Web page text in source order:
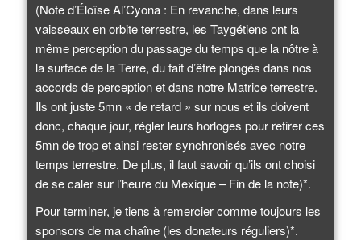
(Note d’Éloïse Al’Cyona : En revanche, dans leurs
vaisseaux en orbite terrestre, les Taygétiens ont la
même perception du passage du temps que la nôtre à
la surface de la Terre, du fait d’être plongés dans nos
accords de perception et dans notre Matrice terrestre.
Ils ont juste 5mn « de retard » sur nous et ils doivent
donc, chaque jour, régler leurs horloges pour retirer ces
5mn de trop et ainsi rester synchronisés avec notre
temps terrestre. De plus, il faut savoir qu’ils ont choisi
de se caler sur l’heure du Mexique – Fin de la note)*.
Pour terminer, je tiens à remercier comme toujours les
sponsors de ma chaîne (les donateurs réguliers)*.